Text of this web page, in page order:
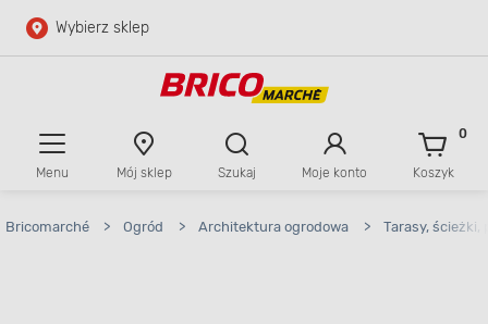
Przejdź do głównej zawartości
Wybierz sklep
Menu Mój sklep Szukaj Moje konto Koszyk
0
Bricomarché > Ogród > Architektura ogrodowa > Tarasy, ścieżki,